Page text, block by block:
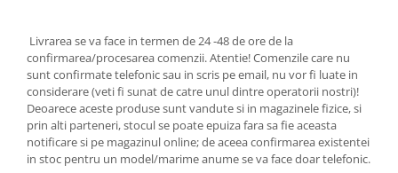
Livrarea se va face in termen de 24 -48 de ore de la
confirmarea/procesarea comenzii. Atentie! Comenzile care nu
sunt confirmate telefonic sau in scris pe email, nu vor fi luate in
considerare (veti fi sunat de catre unul dintre operatorii nostri)!
Deoarece aceste produse sunt vandute si in magazinele fizice, si
prin alti parteneri, stocul se poate epuiza fara sa fie aceasta
notificare si pe magazinul online; de aceea confirmarea existentei
in stoc pentru un model/marime anume se va face doar telefonic.